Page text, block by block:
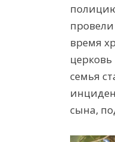
время
семья
сына,